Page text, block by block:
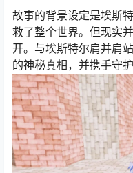
故事的背景设定是埃斯
救了整个世界。但现实
开。与埃斯特尔肩并肩
的神秘真相，并携手守